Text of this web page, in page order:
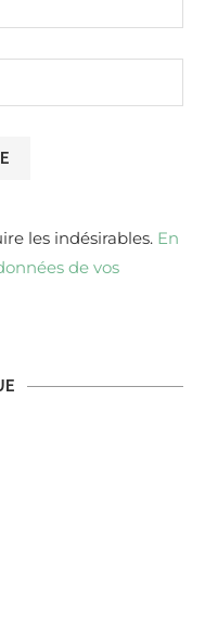
les indésirables. En
de vos